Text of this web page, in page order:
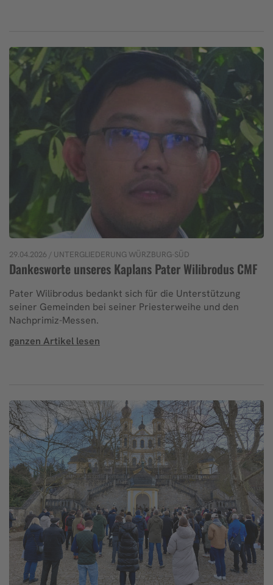
29.04.2026 / UNTERGLIEDERUNG WÜRZBURG-SÜD
Dankesworte unseres Kaplans Pater Wilibrodus CMF
Pater Wilibrodus bedankt sich für die Unterstützung
seiner Gemeinden bei seiner Priesterweihe und den
Nachprimiz-Messen.
ganzen Artikel lesen